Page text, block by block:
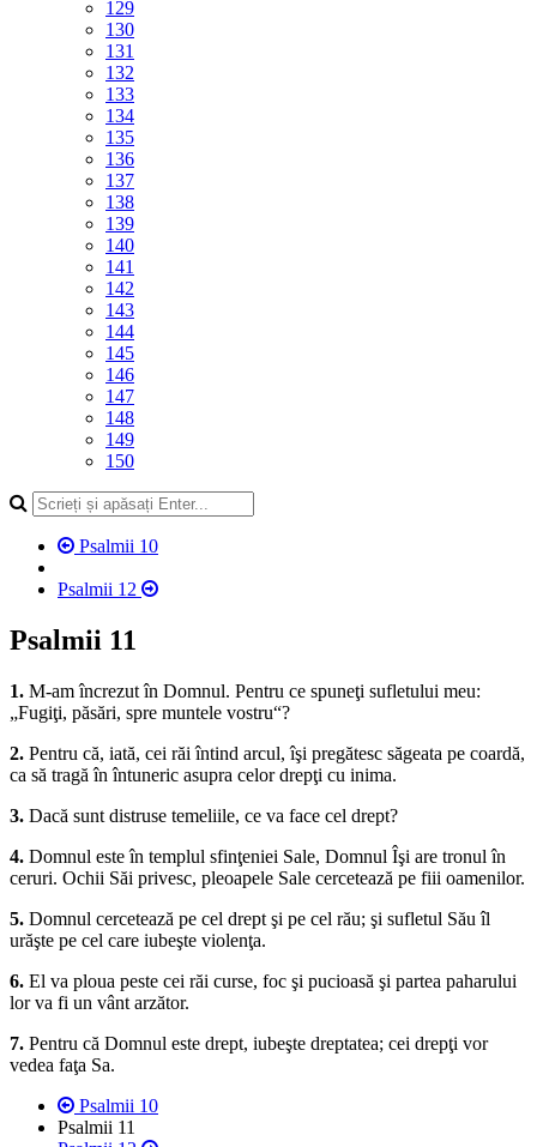
129
130
131
132
133
134
135
136
137
138
139
140
141
142
143
144
145
146
147
148
149
150
Psalmii 10
Psalmii 12
Psalmii 11
1. M-am încrezut în Domnul. Pentru ce spuneţi sufletului meu:
„Fugiţi, păsări, spre muntele vostru“?
2. Pentru că, iată, cei răi întind arcul, îşi pregătesc săgeata pe coardă,
ca să tragă în întuneric asupra celor drepţi cu inima.
3. Dacă sunt distruse temeliile, ce va face cel drept?
4. Domnul este în templul sfinţeniei Sale, Domnul Îşi are tronul în
ceruri. Ochii Săi privesc, pleoapele Sale cercetează pe fiii oamenilor.
5. Domnul cercetează pe cel drept şi pe cel rău; şi sufletul Său îl
urăşte pe cel care iubeşte violenţa.
6. El va ploua peste cei răi curse, foc şi pucioasă şi partea paharului
lor va fi un vânt arzător.
7. Pentru că Domnul este drept, iubeşte dreptatea; cei drepţi vor
vedea faţa Sa.
Psalmii 10
Psalmii 11